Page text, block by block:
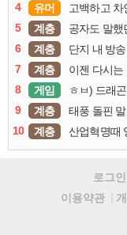
4
유머 고백하고
5
계층 공자도 말
6
계층 단지 내 방송 아나운
7
계층 이젠 다시는
8
게임 ㅎㅂ) 드래
9
계층 태풍 돌핀
10
계층 산업혁명때
로그인
이용약관